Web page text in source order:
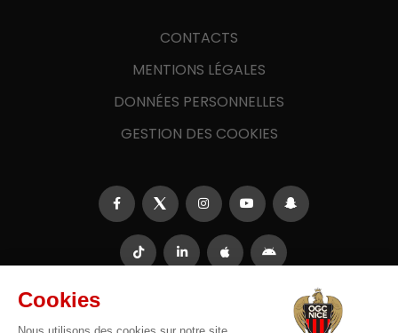
CONTACTS
MENTIONS LÉGALES
DONNÉES PERSONNELLES
GESTION DES COOKIES